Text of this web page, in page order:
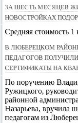
За шесть месяцев
новостройках
Средняя стоимость 1
В Люберецком
педагогов получили
сертификаты на
По поручению
Ружицкого,
районной
Назарьева, вручила
педагогам из